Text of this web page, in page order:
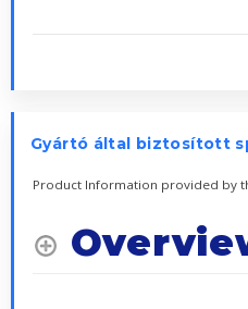
Gyártó által biztosított
Product Information provided by